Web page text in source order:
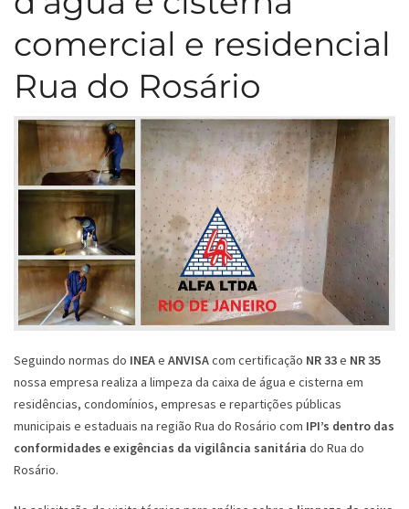
comercial e residencial
Rua do Rosário
Seguindo normas do INEAe ANVISAcom certificação NR 33e NR 35
nossa empresa realiza a limpeza da caixa de água e cisterna em
residências, condomínios, empresas e repartições públicas
municipais e estaduais na região Rua do Rosário com IPI’s dentro das
conformidades e exigências da vigilância sanitária do Rua do
Rosário.